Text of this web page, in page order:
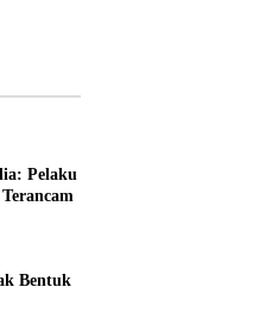
Pelaku
Bentuk